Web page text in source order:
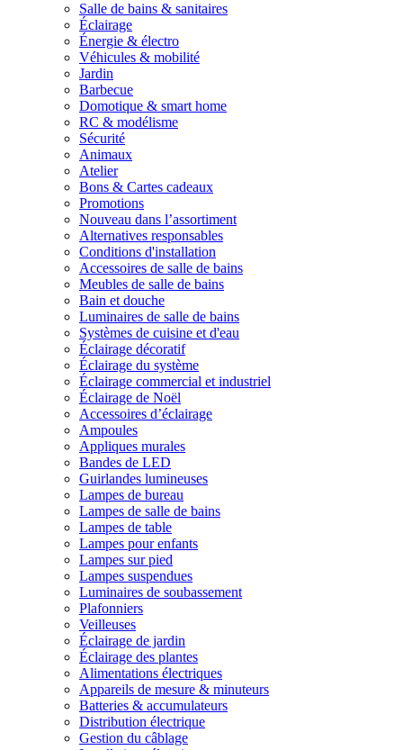
Salle de bains & sanitaires
Éclairage
Énergie & électro
Véhicules & mobilité
Jardin
Barbecue
Domotique & smart home
RC & modélisme
Sécurité
Animaux
Atelier
Bons & Cartes cadeaux
Promotions
Nouveau dans l’assortiment
Alternatives responsables
Conditions d'installation
Accessoires de salle de bains
Meubles de salle de bains
Bain et douche
Luminaires de salle de bains
Systèmes de cuisine et d'eau
Éclairage décoratif
Éclairage du système
Éclairage commercial et industriel
Éclairage de Noël
Accessoires d’éclairage
Ampoules
Appliques murales
Bandes de LED
Guirlandes lumineuses
Lampes de bureau
Lampes de salle de bains
Lampes de table
Lampes pour enfants
Lampes sur pied
Lampes suspendues
Luminaires de soubassement
Plafonniers
Veilleuses
Éclairage de jardin
Éclairage des plantes
Alimentations électriques
Appareils de mesure & minuteurs
Batteries & accumulateurs
Distribution électrique
Gestion du câblage